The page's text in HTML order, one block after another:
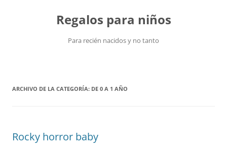
Regalos para niños
Para recién nacidos y no tanto
ARCHIVO DE LA CATEGORÍA: DE 0 A 1 AÑO
Rocky horror baby